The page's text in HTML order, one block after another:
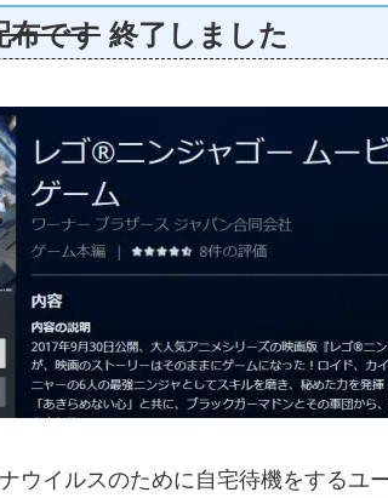
布です 終了しました
ウイルスのために自宅待機をするユ